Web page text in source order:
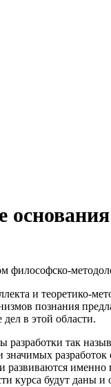
философско-
и теоретико-
познания
в этой области.
так
развиваются
курса будут даны